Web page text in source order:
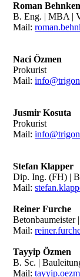
Roman Behnken
B. Eng. | MBA |
Mail:
Naci Özmen
Prokurist
Mail:
Jusmir Kosuta
Prokurist
Mail:
Stefan Klapper
Dip. Ing. (FH) |
Mail:
Reiner Furche
Betonbaumeister
Mail:
Tayyip Özmen
B. Sc. |
Mail: